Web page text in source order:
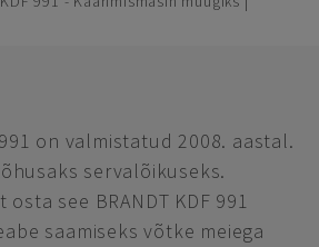
991 on valmistatud 2008. aastal.
servalõikuseks.
see BRANDT KDF 991
saamiseks võtke meiega